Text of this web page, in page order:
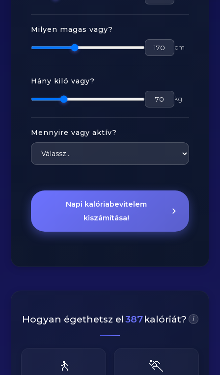
Milyen magas vagy?
cm
Hány kiló vagy?
kg
Mennyire vagy aktív?
Napi kalóriabevitelem
kiszámítása!
Hogyan égethetsz el387kalóriát? i
🚶 🏃